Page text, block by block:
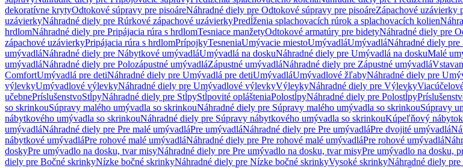
dekoratívne krytyOdtokové súpravy pre pisoáreNáhradné diely pre Odtokové súpravy pre pisoáreZápachové uzávierky
uzávierkyNáhradné diely pre Rúrkové zápachové uzávierkyPredĺženia splachovacích rúrok a splachovacích kolien
hrdlomNáhradné diely pre Pripájacia rúra s hrdlomTesniace manžetyOdtokové armatúry pre bidetyNáhradné diely pre
zápachové uzávierkyPripájacia rúra s hrdlomPrípojkyTesneniaUmývacie miestoUmývadláUmývadláNáhradné diely pre
umývadláNáhradné diely pre Nábytkové umývadláUmývadlá na doskuNáhradné diely pre Umývadlá na doskuMalé
umývadláNáhradné diely pre Polozápustné umývadláZápustné umývadláNáhradné diely pre Zápustné umývadlá
ComfortUmývadlá pre detiNáhradné diely pre Umývadlá pre detiUmývadláUmývadlové žľabyNáhradné diely pre
výlevkyUmývadlové výlevkyNáhradné diely pre Umývadlové výlevkyVýlevkyNáhradné diely pre Výlevky
učebnePríslušenstvoStĺpyNáhradné diely pre StĺpyStĺpovité oplášteniaPolostĺpyNáhradné diely pre Polostĺpy
so skrinkouSúpravy malého umývadla so skrinkouNáhradné diely pre Súpravy malého umývadla so skrinkouSúpravy
nábytkového umývadla so skrinkouNáhradné diely pre Súpravy nábytkového umývadla so skrinkouKúpeľňový nábytok
umývadláNáhradné diely pre Pre malé umývadláPre umývadláNáhradné diely pre Pre umývadláPre dvojité umývadlá
nábytkové umývadláPre rohové malé umývadláNáhradné diely pre Pre rohové malé umývadláPre rohové umývadlá
doskyPre umývadlo na dosku, tvar misyNáhradné diely pre Pre umývadlo na dosku, tvar misyPre umývadlo na dosku,
diely pre Bočné skrinkyNízke bočné skrinkyNáhradné diely pre Nízke bočné skrinkyVysoké skrinkyNáhradné diely